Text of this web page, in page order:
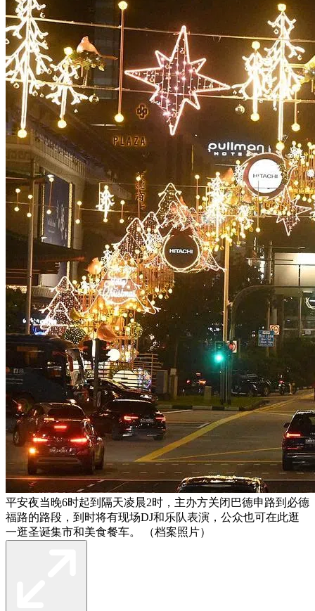
平安夜当晚6时起到隔天凌晨2时，主办方关闭巴德申路到必德
福路的路段，到时将有现场DJ和乐队表演，公众也可在此逛
一逛圣诞集市和美食餐车。 （档案照片）